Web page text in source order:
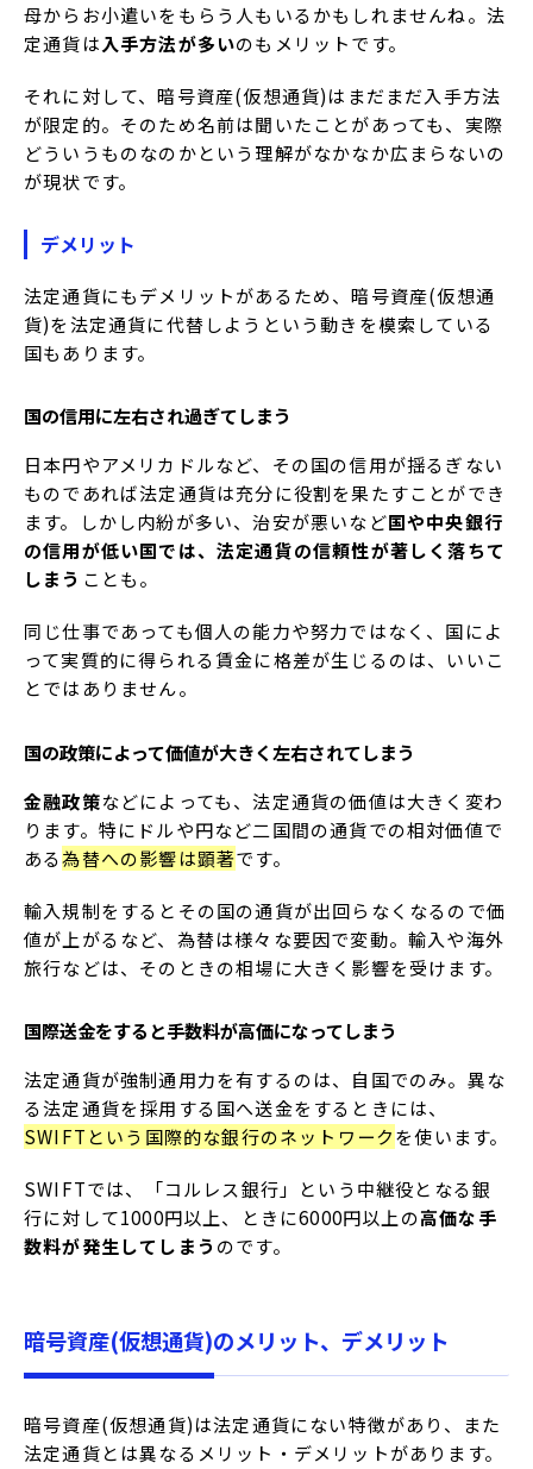
母からお小遣いをもらう人もいるかもしれませんね。法
定通貨は入手方法が多いのもメリットです。
それに対して、暗号資産(仮想通貨)はまだまだ入手方法
が限定的。そのため名前は聞いたことがあっても、実際
どういうものなのかという理解がなかなか広まらないの
が現状です。
デメリット
法定通貨にもデメリットがあるため、暗号資産(仮想通
貨)を法定通貨に代替しようという動きを模索している
国もあります。
国の信用に左右され過ぎてしまう
日本円やアメリカドルなど、その国の信用が揺るぎない
ものであれば法定通貨は充分に役割を果たすことができ
ます。しかし内紛が多い、治安が悪いなど国や中央銀行
の信用が低い国では、法定通貨の信頼性が著しく落ちて
しまう ことも。
同じ仕事であっても個人の能力や努力ではなく、国によ
って実質的に得られる賃金に格差が生じるのは、いいこ
とではありません。
国の政策によって価値が大きく左右されてしまう
金融政策などによっても、法定通貨の価値は大きく変わ
ります。特にドルや円など二国間の通貨での相対価値で
ある為替への影響は顕著です。
輸入規制をするとその国の通貨が出回らなくなるので価
値が上がるなど、為替は様々な要因で変動。輸入や海外
旅行などは、そのときの相場に大きく影響を受けます。
国際送金をすると手数料が高価になってしまう
法定通貨が強制通用力を有するのは、自国でのみ。異な
る法定通貨を採用する国へ送金をするときには、
SWIFTという国際的な銀行のネットワークを使います。
SWIFTでは、「コルレス銀行」という中継役となる銀
行に対して1000円以上、ときに6000円以上の高価な手
数料が発生してしまう のです。
暗号資産(仮想通貨)のメリット、デメリット
暗号資産(仮想通貨)は法定通貨にない特徴があり、また
法定通貨とは異なるメリット・デメリットがあります。